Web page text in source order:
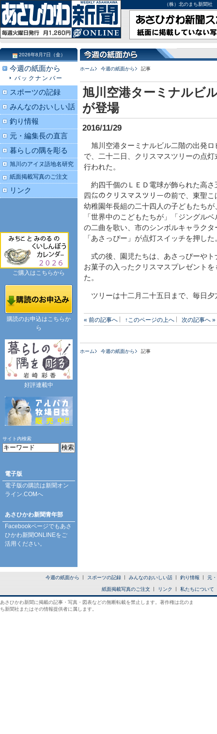
（株）北のまち新聞
ホーム 今週の紙面から 記事
旭川空港ターミナルビ
が登場
2016/11/29
旭川空港ターミナルビル二階の出発ロ
で、二十二日、クリスマスツリーの点灯
行われた。
約四千個のＬＥＤ電球が飾られた高さ
四㍍のクリスマスツリーの前で、東聖こ
幼稚園年長組の二十四人の子どもたちが
「世界中のこどもたちが」「ジングルベ
の二曲を歌い、市のシンボルキャラクタ
「あさっぴー」が点灯スイッチを押した
式の後、園児たちは、あさっぴーやト
お菓子の入ったクリスマスプレゼント
た。
ツリーは十二月二十五日まで、毎日夕
« 前の記事へ ↑このページの上へ 次の記事へ »
ホーム 今週の紙面から 記事
2026年8月7日（金）
今週の紙面から
バックナンバー
スポーツの記録
みんなのおいしい話
釣り情報
元・編集長の直言
暮らしの隅を彫る
旭川のアイヌ語地名研究
紙面掲載写真のご注文
リンク
ご購入はこちらから
購読のお申込はこちらか
ら
好評連載中
サイト内検索
電子版
電子版の購読は新聞オン
ライン.COMへ
あさひかわ新聞青年部
Facebookページでもあさ
ひかわ新聞ONLINEをご
活用ください。
今週の紙面から スポーツの記録 みんなのおいしい話 釣り情報 元
紙面掲載写真のご注文 リンク 私たちについて
あさひかわ新聞に掲載の記事・写真・図表などの無断転載を禁止します。著作権は北のま
ち新聞社またはその情報提供者に属します。